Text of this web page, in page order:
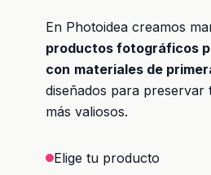
En Photoidea creamos
productos fotográficos
con materiales de
diseñados para preservar
más valiosos.
Elige tu producto